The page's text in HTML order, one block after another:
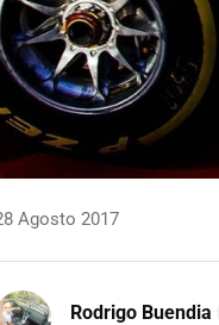
Agosto 2017
Rodrigo Buendia